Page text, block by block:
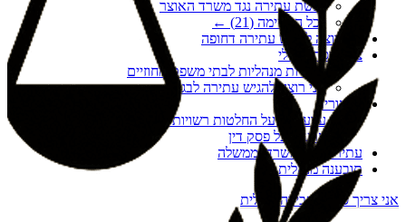
הגשת עתירה נגד משרד האוצר
לכל הרשימה (21
) ←
אני רוצה להגיש עתירה דחופה
צו הריסה מנהלי
עתירות מנהליות לבתי משפט מחוזיים
אני רוצה להגיש עתירה לבג"ץ
ערעורים
ערעורים על החלטות רשויות מקומיות
ערעור על פסק דין
עתירות נגד משרדי ממשלה
תובענה מנהלית
אני צריך סיוע בעבירה פלילית